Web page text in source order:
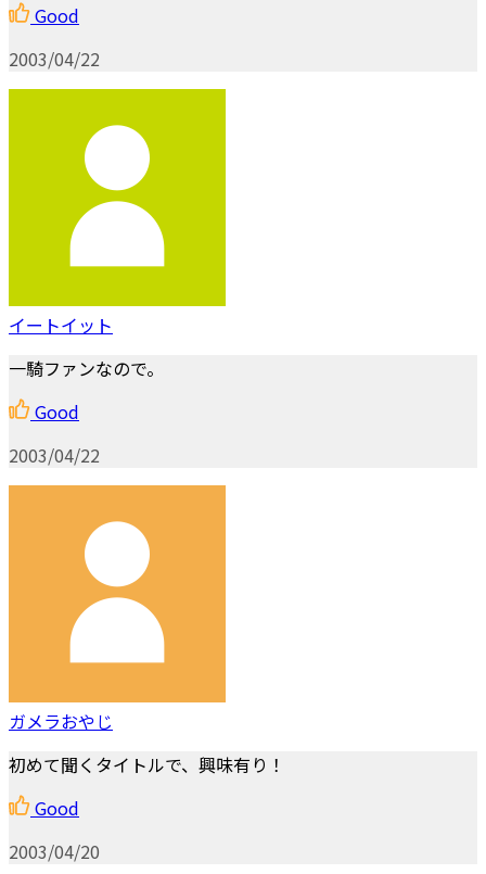
Good
2003/04/22
イートイット
一騎ファンなので。
Good
2003/04/22
ガメラおやじ
初めて聞くタイトルで、興味有り！
Good
2003/04/20